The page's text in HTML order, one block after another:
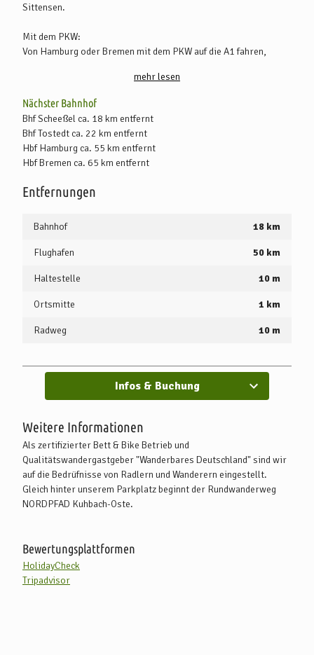
Sittensen.
Mit dem PKW:
Von Hamburg oder Bremen mit dem PKW auf die A1 fahren,
In Sittensen fahren Sie in Richtung Zeven. Unser Hotel befindet
sich in Groß Meckelsen auf der rechten Seite.
Anreise mit Bahn und Bus:
Vom Hbf Bremen und Hbf Hamburg (ICE-Bahnhöfe) nehmen Sie
die Regionalbahn "metronom" bis zum Bhf Tostedt. Von dort
fährt der "Oste-Sprinter", die Buslinie 3860, von Montag bis
Samstag, nach Groß Meckelsen.
mehr lesen
Nächster Bahnhof
Bhf Scheeßel ca. 18 km entfernt
Bhf Tostedt ca. 22 km entfernt
Hbf Hamburg ca. 55 km entfernt
Hbf Bremen ca. 65 km entfernt
Entfernungen
Bahnhof 18 km
Flughafen 50 km
Haltestelle 10 m
Ortsmitte 1 km
Radweg 10 m
Weitere Informationen
Als zertifizierter Bett & Bike Betrieb und
Qualitätswandergastgeber "Wanderbares Deutschland" sind wir
auf die Bedrüfnisse von Radlern und Wanderern eingestellt.
Gleich hinter unserem Parkplatz beginnt der Rundwanderweg
NORDPFAD Kuhbach-Oste.
Bewertungsplattformen
HolidayCheck
Tripadvisor
Infos & Buchung